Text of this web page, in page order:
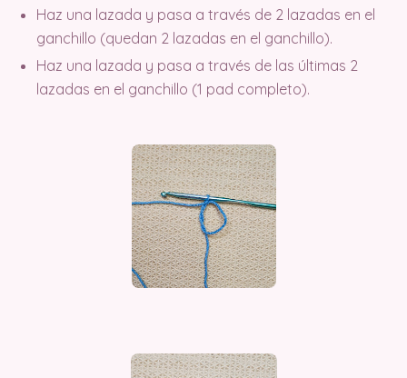
Haz una lazada y pasa a través de 2 lazadas en el
ganchillo (quedan 2 lazadas en el ganchillo).
Haz una lazada y pasa a través de las últimas 2
lazadas en el ganchillo (1 pad completo).